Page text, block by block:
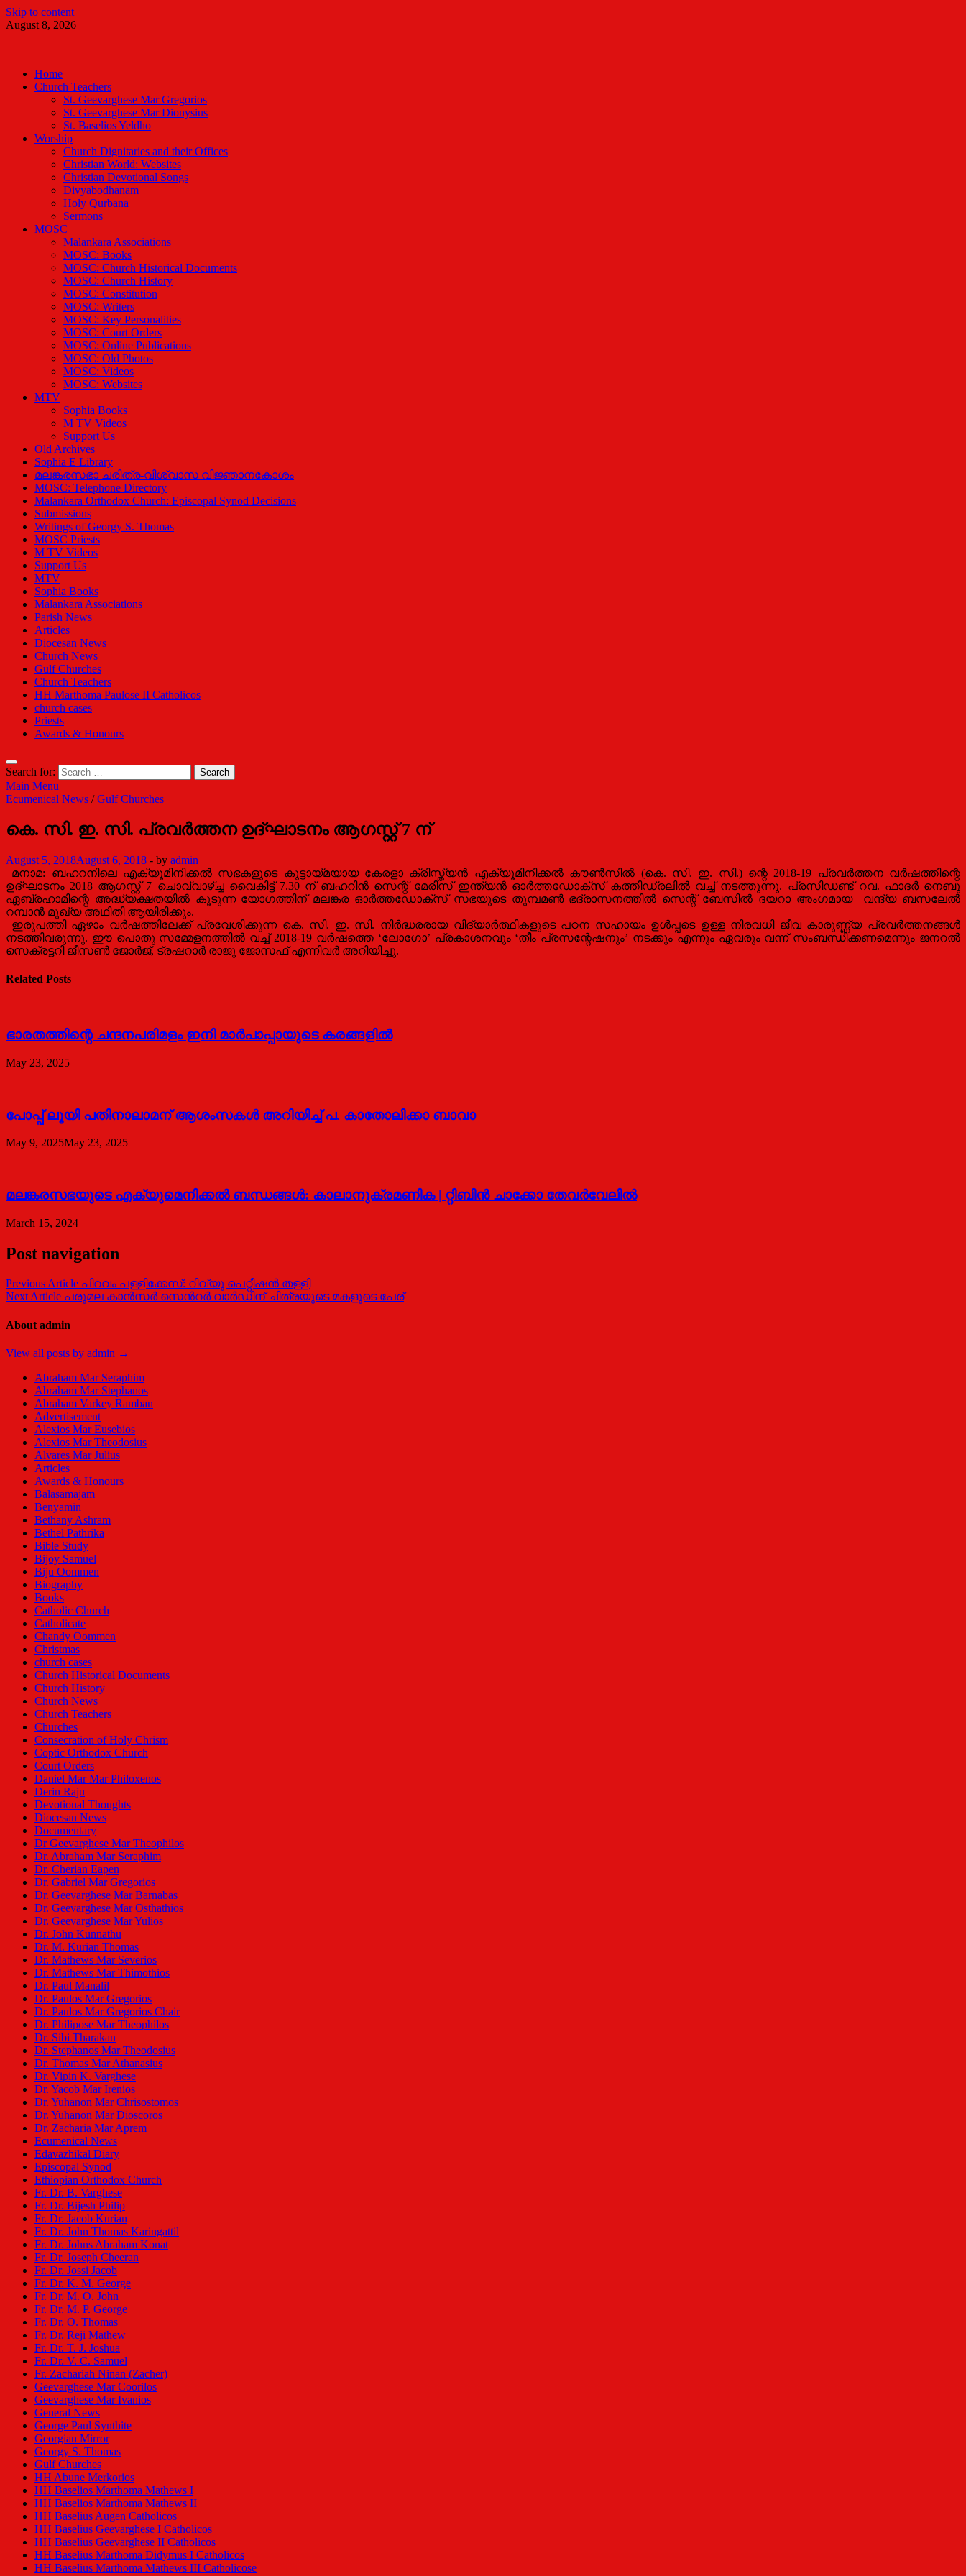
Skip to content
August 8, 2026
Home
Church Teachers
St. Geevarghese Mar Gregorios
St. Geevarghese Mar Dionysius
St. Baselios Yeldho
Worship
Church Dignitaries and their Offices
Christian World: Websites
Christian Devotional Songs
Divyabodhanam
Holy Qurbana
Sermons
MOSC
Malankara Associations
MOSC: Books
MOSC: Church Historical Documents
MOSC: Church History
MOSC: Constitution
MOSC: Writers
MOSC: Key Personalities
MOSC: Court Orders
MOSC: Online Publications
MOSC: Old Photos
MOSC: Videos
MOSC: Websites
MTV
Sophia Books
M TV Videos
Support Us
Old Archives
Sophia E Library
മലങ്കരസഭാ ചരിത്ര-വിശ്വാസ വിജ്ഞാനകോശം
MOSC: Telephone Directory
Malankara Orthodox Church: Episcopal Synod Decisions
Submissions
Writings of Georgy S. Thomas
MOSC Priests
M TV Videos
Support Us
MTV
Sophia Books
Malankara Associations
Parish News
Articles
Diocesan News
Church News
Gulf Churches
Church Teachers
HH Marthoma Paulose II Catholicos
church cases
Priests
Awards & Honours
Search for:
Main Menu
Ecumenical News /Gulf Churches
കെ. സി. ഇ. സി. പ്രവര്‍ത്തന ഉദ്ഘാടനം ആഗസ്റ്റ് 7 ന്‌
August 5, 2018August 6, 2018 - by admin
മനാമ: ബഹറനിലെ എക്യൂമിനിക്കല്‍ സഭകളുടെ കുട്ടായ്മയായ കേരളാ ക്രിസ്ത്യന്‍ എക്യൂമിനിക്കല്‍ കൗണ്‍സില്‍ (കെ. സി. ഇ. സി.) ന്റെ 2018-19 പ്രവര്‍ത്തന വര്‍ഷത്തിന്റെ
ഉദ്ഘാടനം 2018 ആഗസ്റ്റ് 7 ചൊവ്വാഴ്ച്ച വൈകിട്ട് 7.30 ന്‌ ബഹറിന്‍ സെന്റ് മേരീസ് ഇന്ത്യന്‍ ഓര്‍ത്തഡോക്സ് കത്തീഡ്രലില്‍ വച്ച് നടത്തുന്നു. പ്രസിഡണ്ട് റവ. ഫാദര്‍ നെബു
ഏബ്രഹാമിന്റെ അദ്ധ്യക്ഷതയില്‍ കൂടുന്ന യോഗത്തിന്‌ മലങ്കര ഓര്‍ത്തഡോക്സ് സഭയുടെ തുമ്പമണ്‍ ഭദ്രാസനത്തില്‍ സെന്റ് ബേസിൽ ദയറാ അംഗമായ വന്ദ്യ ബസലേൽ
റമ്പാന്‍ മുഖ്യ അഥിതി ആയിരിക്കും.
ഇരുപത്തി ഏഴാം വര്‍ഷത്തിലേക്ക് പ്രവേശിക്കുന്ന കെ. സി. ഇ. സി. നിര്‍ദ്ധരരായ വിദ്യാര്‍ത്ഥികളുടെ പഠന സഹായം ഉള്‍പ്പടെ ഉള്ള നിരവധി ജീവ കാരുണ്ണ്യ പ്രവര്‍ത്തനങ്ങള്‍
നടത്തിവരുന്നു. ഈ പൊതു സമ്മേളനത്തില്‍ വച്ച് 2018-19 വര്‍ഷത്തെ ‘ലോഗോ’ പ്രകാശനവും ‘തീം പ്രസന്റേഷനും’ നടക്കും എന്നും ഏവരും വന്ന്‍ സംബന്ധിക്കണമെന്നും ജനറൽ
സെക്രട്ടറി ജീസൺ ജോര്‍ജ്, ട്രഷറാര്‍ രാജു ജോസഫ് എന്നിവര്‍ അറിയിച്ചു.
Related Posts
ഭാരതത്തിന്റെ ചന്ദനപരിമളം ഇനി മാർപാപ്പായുടെ കരങ്ങളിൽ
May 23, 2025
പോപ്പ് ലൂയി പതിനാലാമന് ആശംസകൾ അറിയിച്ച് പ. കാതോലിക്കാ ബാവാ
May 9, 2025May 23, 2025
മലങ്കരസഭയുടെ എക്യുമെനിക്കല്‍ ബന്ധങ്ങള്‍: കാലാനുക്രമണിക | റ്റിബിന്‍ ചാക്കോ തേവര്‍വേലില്‍
March 15, 2024
Post navigation
Previous Article പിറവം പള്ളിക്കേസ്: റിവ്യൂ പെറ്റീഷന്‍ തള്ളി
Next Article പരുമല കാൻസർ സെന്‍റർ വാർഡിന് ചിത്രയുടെ മകളുടെ പേര്
About admin
View all posts by admin →
Abraham Mar Seraphim
Abraham Mar Stephanos
Abraham Varkey Ramban
Advertisement
Alexios Mar Eusebios
Alexios Mar Theodosius
Alvares Mar Julius
Articles
Awards & Honours
Balasamajam
Benyamin
Bethany Ashram
Bethel Pathrika
Bible Study
Bijoy Samuel
Biju Oommen
Biography
Books
Catholic Church
Catholicate
Chandy Oommen
Christmas
church cases
Church Historical Documents
Church History
Church News
Church Teachers
Churches
Consecration of Holy Chrism
Coptic Orthodox Church
Court Orders
Daniel Mar Mar Philoxenos
Derin Raju
Devotional Thoughts
Diocesan News
Documentary
Dr Geevarghese Mar Theophilos
Dr. Abraham Mar Seraphim
Dr. Cherian Eapen
Dr. Gabriel Mar Gregorios
Dr. Geevarghese Mar Barnabas
Dr. Geevarghese Mar Osthathios
Dr. Geevarghese Mar Yulios
Dr. John Kunnathu
Dr. M. Kurian Thomas
Dr. Mathews Mar Severios
Dr. Mathews Mar Thimothios
Dr. Paul Manalil
Dr. Paulos Mar Gregorios
Dr. Paulos Mar Gregorios Chair
Dr. Philipose Mar Theophilos
Dr. Sibi Tharakan
Dr. Stephanos Mar Theodosius
Dr. Thomas Mar Athanasius
Dr. Vipin K. Varghese
Dr. Yacob Mar Irenios
Dr. Yuhanon Mar Chrisostomos
Dr. Yuhanon Mar Dioscoros
Dr. Zacharia Mar Aprem
Ecumenical News
Edavazhikal Diary
Episcopal Synod
Ethiopian Orthodox Church
Fr. Dr. B. Varghese
Fr. Dr. Bijesh Philip
Fr. Dr. Jacob Kurian
Fr. Dr. John Thomas Karingattil
Fr. Dr. Johns Abraham Konat
Fr. Dr. Joseph Cheeran
Fr. Dr. Jossi Jacob
Fr. Dr. K. M. George
Fr. Dr. M. O. John
Fr. Dr. M. P. George
Fr. Dr. O. Thomas
Fr. Dr. Reji Mathew
Fr. Dr. T. J. Joshua
Fr. Dr. V. C. Samuel
Fr. Zachariah Ninan (Zacher)
Geevarghese Mar Coorilos
Geevarghese Mar Ivanios
General News
George Paul Synthite
Georgian Mirror
Georgy S. Thomas
Gulf Churches
HH Abune Merkorios
HH Baselios Marthoma Mathews I
HH Baselios Marthoma Mathews II
HH Baselius Augen Catholicos
HH Baselius Geevarghese I Catholicos
HH Baselius Geevarghese II Catholicos
HH Baselius Marthoma Didymus I Catholicos
HH Baselius Marthoma Mathews III Catholicose